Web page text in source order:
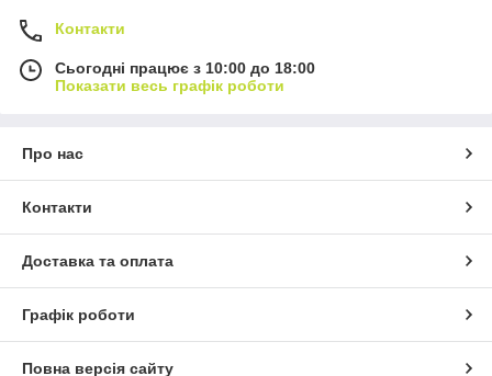
Контакти
Сьогодні працює з 10:00 до 18:00
Показати весь графік роботи
Про нас
Контакти
Доставка та оплата
Графік роботи
Повна версія сайту